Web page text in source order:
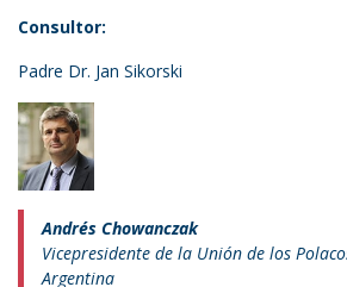
Consultor:
Padre Dr. Jan Sikorski
Andrés Chowanczak
Vicepresidente de la Unión de los
Argentina